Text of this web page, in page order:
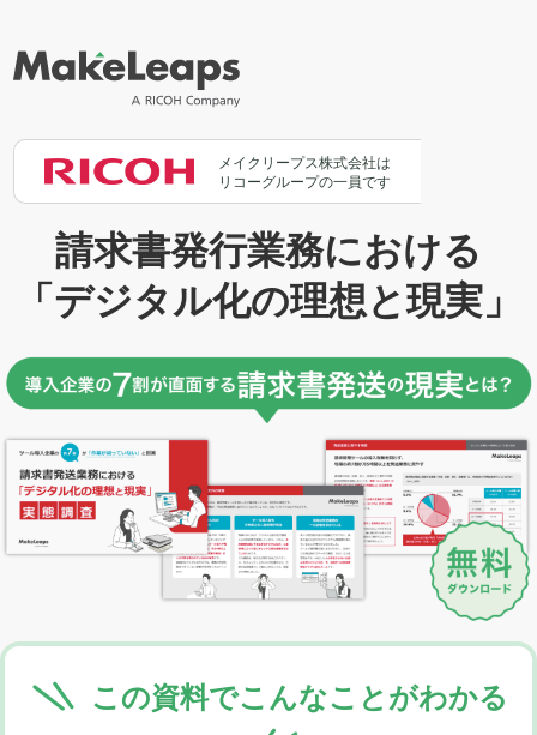
メイクリープス株式会社は
リコーグループの一員です
請求書発行業務における
「デジタル化の理想と現実」
この資料でこんなことがわかる